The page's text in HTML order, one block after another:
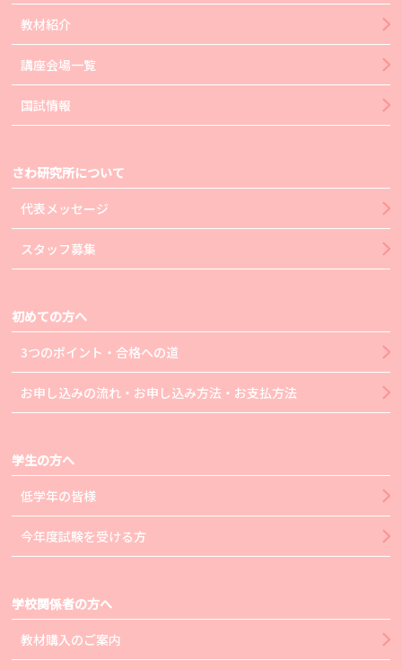
教材紹介
講座会場一覧
国試情報
さわ研究所について
代表メッセージ
スタッフ募集
初めての方へ
3つのポイント・合格への道
お申し込みの流れ・お申し込み方法・お支払方法
学生の方へ
低学年の皆様
今年度試験を受ける方
学校関係者の方へ
教材購入のご案内